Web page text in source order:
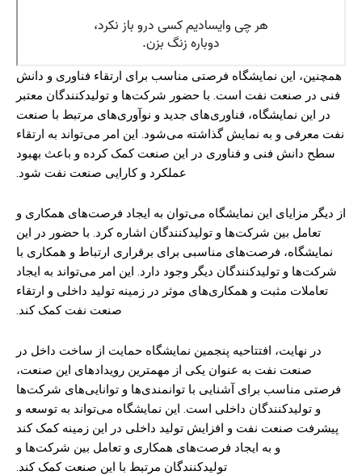
همچنین، این نمایشگاه فرصتی مناسب برای ارتقاء فناوری و دانش
فنی در صنعت نفت است. با حضور شرکت‌ها و تولیدکنندگان معتبر
در این نمایشگاه، فناوری‌های جدید و نوآوری‌های مرتبط با صنعت
نفت معرفی و به نمایش گذاشته می‌شود. این امر می‌تواند به ارتقاء
سطح دانش فنی و فناوری در این صنعت کمک کرده و باعث بهبود
عملکرد و کارایی صنعت نفت شود.
از دیگر مزایای این نمایشگاه می‌توان به ایجاد فرصت‌های همکاری و
تعامل بین شرکت‌ها و تولیدکنندگان اشاره کرد. با حضور در این
نمایشگاه، فرصت‌های مناسبی برای برقراری ارتباط و همکاری با
شرکت‌ها و تولیدکنندگان دیگر وجود دارد. این امر می‌تواند به ایجاد
تعاملات مثبت و همکاری‌های موثر در زمینه تولید داخلی و ارتقاء
صنعت نفت کمک کند.
در نهایت، افتتاحیه پنجمین نمایشگاه حمایت از ساخت داخل در
صنعت نفت به عنوان یکی از مهمترین رویدادهای این صنعت،
فرصتی مناسب برای آشنایی با توانمندی‌ها و توانایی‌های شرکت‌ها
و تولیدکنندگان داخلی است. این نمایشگاه می‌تواند به توسعه و
پیشرفت صنعت نفت و افزایش تولید داخلی در این زمینه کمک کند
و به ایجاد فرصت‌های همکاری و تعامل بین شرکت‌ها و
تولیدکنندگان مرتبط با این صنعت کمک کند.